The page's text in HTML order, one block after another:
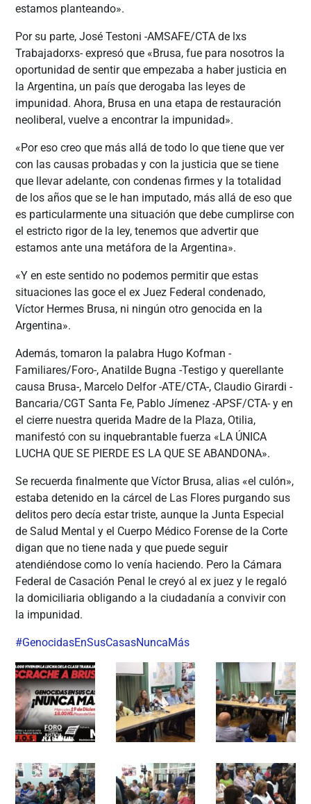
estamos planteando».
Por su parte, José Testoni -AMSAFE/CTA de lxs
Trabajadorxs- expresó que «Brusa, fue para nosotros la
oportunidad de sentir que empezaba a haber justicia en
la Argentina, un país que derogaba las leyes de
impunidad. Ahora, Brusa en una etapa de restauración
neoliberal, vuelve a encontrar la impunidad».
«Por eso creo que más allá de todo lo que tiene que ver
con las causas probadas y con la justicia que se tiene
que llevar adelante, con condenas firmes y la totalidad
de los años que se le han imputado, más allá de eso que
es particularmente una situación que debe cumplirse con
el estricto rigor de la ley, tenemos que advertir que
estamos ante una metáfora de la Argentina».
«Y en este sentido no podemos permitir que estas
situaciones las goce el ex Juez Federal condenado,
Víctor Hermes Brusa, ni ningún otro genocida en la
Argentina».
Además, tomaron la palabra Hugo Kofman -
Familiares/Foro-, Anatilde Bugna -Testigo y querellante
causa Brusa-, Marcelo Delfor -ATE/CTA-, Claudio Girardi -
Bancaria/CGT Santa Fe, Pablo Jímenez -APSF/CTA- y en
el cierre nuestra querida Madre de la Plaza, Otilia,
manifestó con su inquebrantable fuerza «LA ÚNICA
LUCHA QUE SE PIERDE ES LA QUE SE ABANDONA».
Se recuerda finalmente que Víctor Brusa, alias «el culón»,
estaba detenido en la cárcel de Las Flores purgando sus
delitos pero decía estar triste, aunque la Junta Especial
de Salud Mental y el Cuerpo Médico Forense de la Corte
digan que no tiene nada y que puede seguir
atendiéndose como lo venía haciendo. Pero la Cámara
Federal de Casación Penal le creyó al ex juez y le regaló
la domiciliaria obligando a la ciudadanía a convivir con
la impunidad.
#GenocidasEnSusCasasNuncaMás